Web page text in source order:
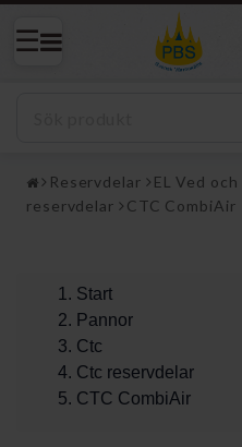
Reservdelar EL Ved
reservdelar
CTC CombiAir
Start
Pannor
Ctc
Ctc reservdelar
CTC CombiAir